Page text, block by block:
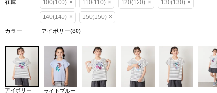
在庫 100(100) × 110(110) × 120(120) × 130(130) ×
140(140) × 150(150) ×
カラー アイボリー(80)
アイボリー ライトブルー